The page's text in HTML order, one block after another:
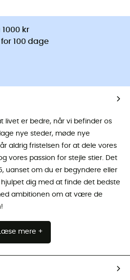
kr
100 dage
livet er bedre, når vi befinder os
nye steder, møde nye
aldrig fristelsen for at dele vores
vores passion for stejle stier. Det
uanset om du er begyndere eller
dig med at finde det bedste
ambitionen om at være de
mere +